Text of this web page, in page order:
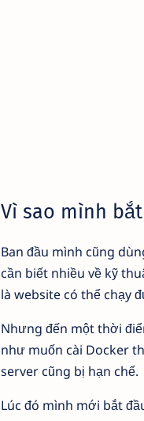
Vì sao mình
Ban đầu mình cũng
cần biết nhiều về kỹ
là website có thể chạy
Nhưng đến một thời
như muốn cài Docker
server cũng bị hạn chế.
Lúc đó mình mới bắt